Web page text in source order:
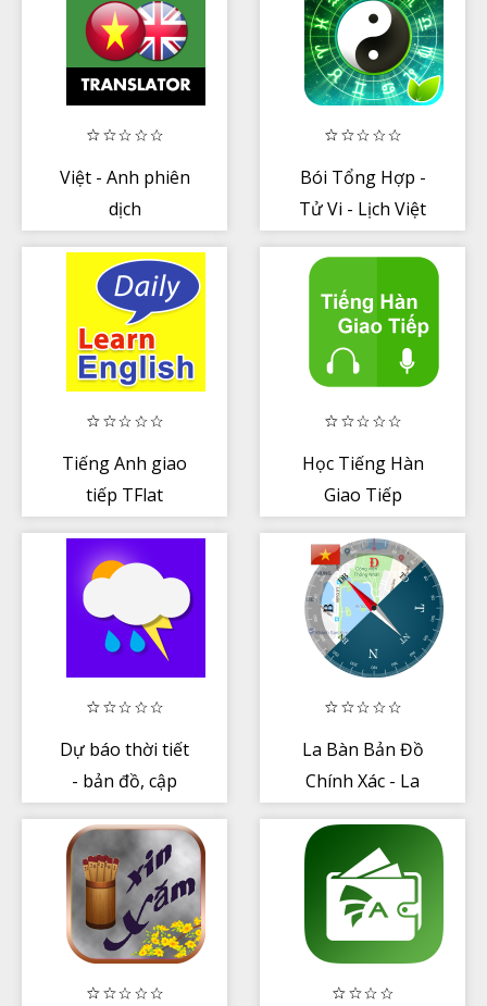
Việt - Anh phiên
dịch
Bói Tổng Hợp -
Tử Vi - Lịch Việt
Tiếng Anh giao
tiếp TFlat
Học Tiếng Hàn
Giao Tiếp
Dự báo thời tiết
- bản đồ, cập
La Bàn Bản Đồ
Chính Xác - La